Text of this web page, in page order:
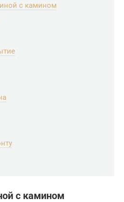
с камином
с камином